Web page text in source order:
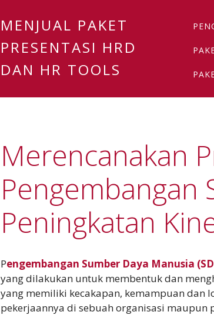
MENJUAL PAKET
PRESENTASI HRD
DAN HR TOOLS
Skip
Merencanakan
Pengembangan
Peningkatan
Pengembangan Sumber Daya Manusia
yang dilakukan untuk membentuk dan
yang memiliki kecakapan, kemampuan dan
pekerjaannya di sebuah organisasi maupun